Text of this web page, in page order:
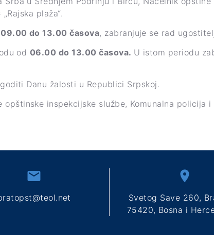
plaža“.
09.00 do 13.00 časova, zabranjuje se rad
od 06.00 do 13.00 časova. U istom periodu
Danu žalosti u Republici Srpskoj.
opštinske inspekcijske službe, Komunalna
Svetog Save 260,
75420, Bosna i